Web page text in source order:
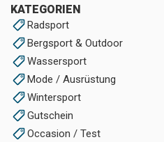
KATEGORIEN
Radsport
Bergsport & Outdoor
Wassersport
Mode / Ausrüstung
Wintersport
Gutschein
Occasion / Test